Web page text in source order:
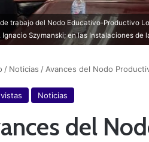
de trabajo del Nodo Educativo-Productivo
Szymanski; en las Instalaciones de
/ Noticias / Avances del Nodo
Noticias
del